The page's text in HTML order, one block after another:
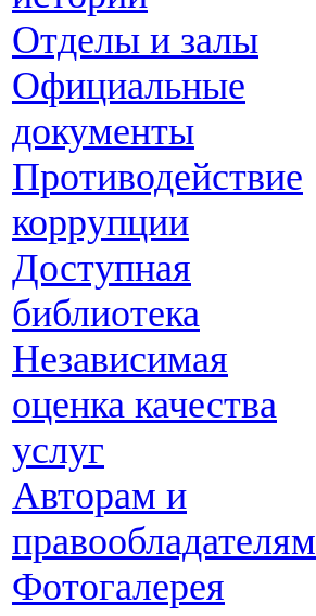
Отделы и залы
Официальные
документы
Противодействие
коррупции
Доступная
библиотека
Независимая
оценка качества
услуг
Авторам и
правообладателям
Фотогалерея